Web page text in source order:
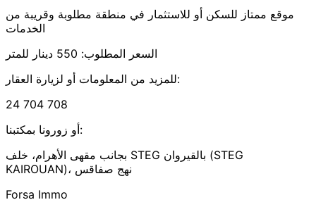
موقع ممتاز للسكن أو للاستثمار في منطقة مطلوبة وقريبة من
الخدمات
السعر المطلوب: 550 دينار للمتر
للمزيد من المعلومات أو لزيارة العقار:
24 704 708
أو زورونا بمكتبنا:
بجانب مقهى الأهرام، خلف STEG بالقيروان (STEG
KAIROUAN)، نهج صفاقس
Forsa Immo